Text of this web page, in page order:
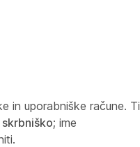
in uporabniške račune. Ti
skrbniško; ime